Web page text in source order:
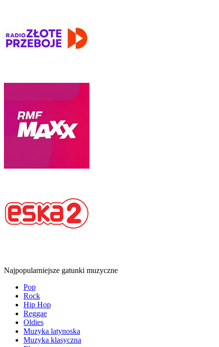
Najpopularniejsze gatunki muzyczne
Pop
Rock
Hip Hop
Reggae
Oldies
Muzyka latynoska
Muzyka klasyczna